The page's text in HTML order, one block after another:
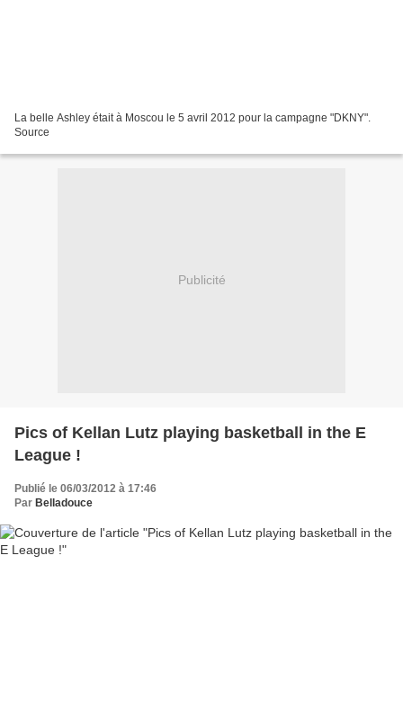
La belle Ashley était à Moscou le 5 avril 2012 pour la campagne "DKNY".
Source
Publicité
Pics of Kellan Lutz playing basketball in the E
League !
Publié le 06/03/2012 à 17:46
Par Belladouce